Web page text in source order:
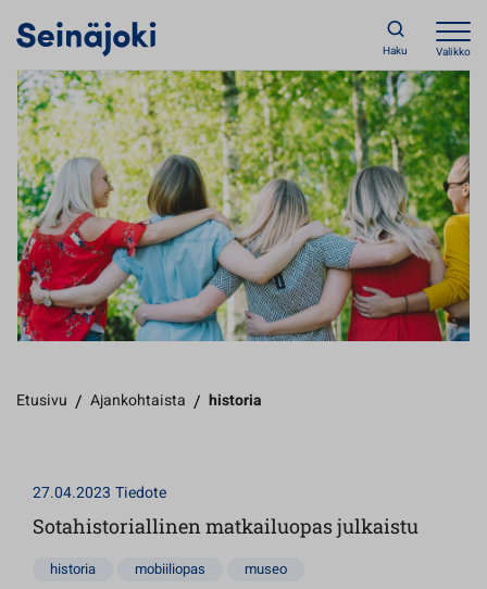
Haku Valikko
Etusivu / Ajankohtaista / historia
27.04.2023 Tiedote
Sotahistoriallinen matkailuopas julkaistu
historia mobiiliopas museo